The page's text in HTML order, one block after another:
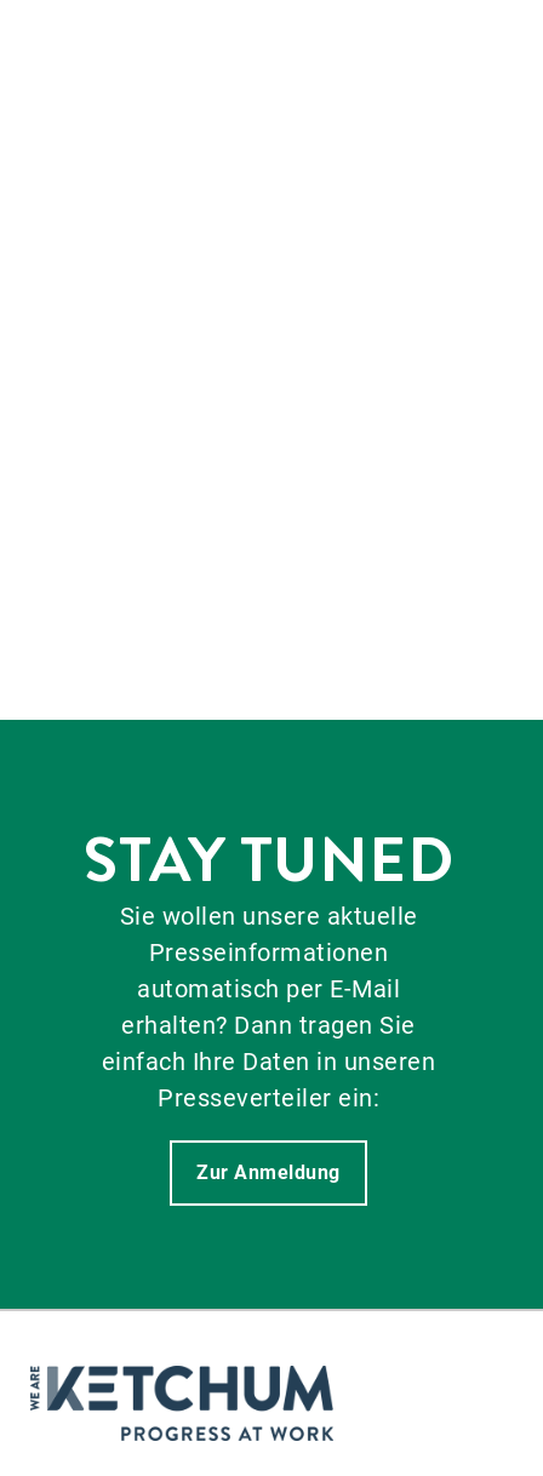
STAY TUNED
Sie wollen unsere aktuelle
Presseinformationen
automatisch per E-Mail
erhalten? Dann tragen Sie
einfach Ihre Daten in unseren
Presseverteiler ein:
Zur Anmeldung